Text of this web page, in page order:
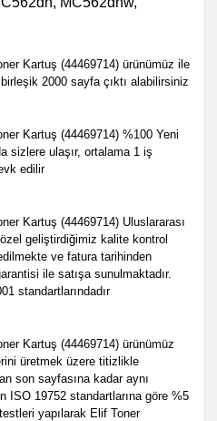
Kartuş (44469714) ürünümüz ile
2000 sayfa çıktı alabilirsiniz
Kartuş (44469714) %100 Yeni
sizlere ulaşır, ortalama 1 iş
edilir
Kartuş (44469714) Uluslararası
geliştirdiğimiz kalite kontrol
ve fatura tarihinden
ile satışa sunulmaktadır.
standartlarındadır
Kartuş (44469714) ürünümüz
üretmek üzere titizlikle
son sayfasına kadar aynı
ISO 19752 standartlarına göre %5
yapılarak Elif Toner